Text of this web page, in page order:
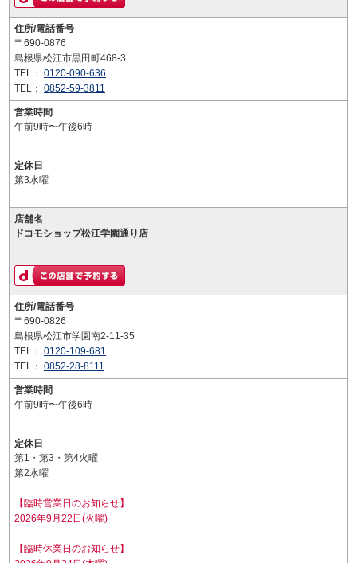
住所/電話番号
〒690-0876
島根県松江市黒田町468-3
TEL： 0120-090-636
TEL： 0852-59-3811
営業時間
午前9時〜午後6時
定休日
第3水曜
店舗名
ドコモショップ松江学園通り店
住所/電話番号
〒690-0826
島根県松江市学園南2-11-35
TEL： 0120-109-681
TEL： 0852-28-8111
営業時間
午前9時〜午後6時
定休日
第1・第3・第4火曜
第2水曜
【臨時営業日のお知らせ】
2026年9月22日(火曜)
【臨時休業日のお知らせ】